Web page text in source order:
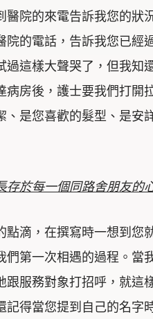
醫院的來電告訴我您的狀
的電話，告訴我您已經
過這樣大聲哭了，但我知
房後，護士要我們打開
是您喜歡的髮型、是安
存於每一個同路舍朋友的
點滴，在撰寫時一想到您
第一次相遇的過程。當
跟服務對象打招呼，就這
記得當您提到自己的名字